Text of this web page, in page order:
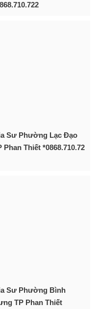
Sư Phường Lạc Đạo
Phan Thiết *0868.710.72
Sư Phường Bình
TP Phan Thiết